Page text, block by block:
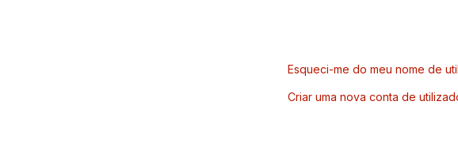
Esqueci-me do meu nome de
Criar uma nova conta de